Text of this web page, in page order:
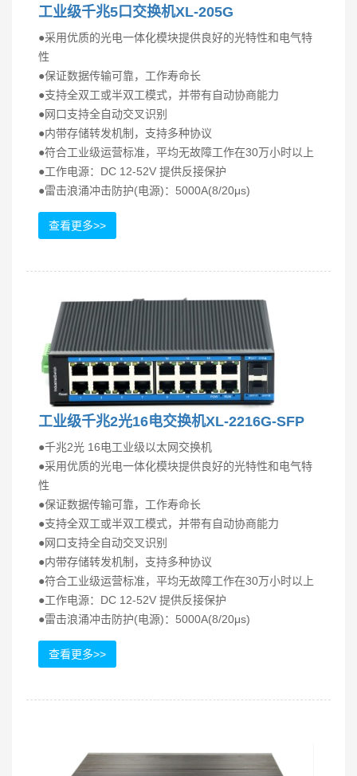
工业级千兆5口交换机XL-205G
●采用优质的光电一体化模块提供良好的光特性和电气特
性
●保证数据传输可靠，工作寿命长
●支持全双工或半双工模式，并带有自动协商能力
●网口支持全自动交叉识别
●内带存储转发机制，支持多种协议
●符合工业级运营标准，平均无故障工作在30万小时以上
●工作电源：DC 12-52V 提供反接保护
●雷击浪涌冲击防护(电源)：5000A(8/20μs)
查看更多>>
工业级千兆2光16电交换机XL-2216G-SFP
●千兆2光 16电工业级以太网交换机
●采用优质的光电一体化模块提供良好的光特性和电气特
性
●保证数据传输可靠，工作寿命长
●支持全双工或半双工模式，并带有自动协商能力
●网口支持全自动交叉识别
●内带存储转发机制，支持多种协议
●符合工业级运营标准，平均无故障工作在30万小时以上
●工作电源：DC 12-52V 提供反接保护
●雷击浪涌冲击防护(电源)：5000A(8/20μs)
查看更多>>